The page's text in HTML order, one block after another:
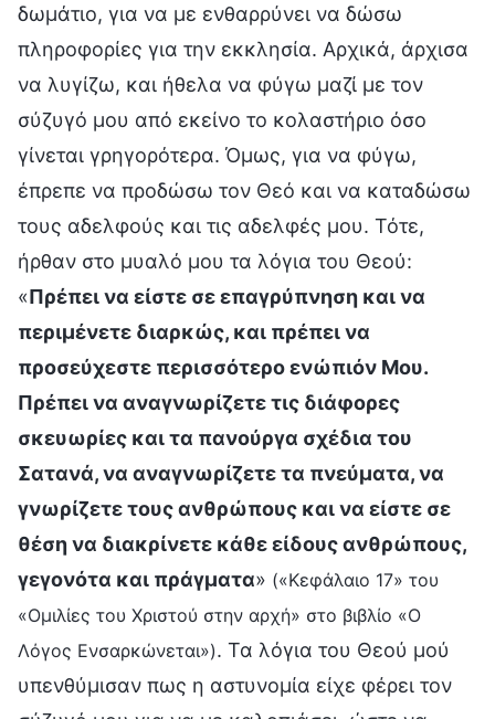
δωμάτιο, για να με ενθαρρύνει να δώσω
πληροφορίες για την εκκλησία. Αρχικά, άρχισα
να λυγίζω, και ήθελα να φύγω μαζί με τον
σύζυγό μου από εκείνο το κολαστήριο όσο
γίνεται γρηγορότερα. Όμως, για να φύγω,
έπρεπε να προδώσω τον Θεό και να καταδώσω
τους αδελφούς και τις αδελφές μου. Τότε,
ήρθαν στο μυαλό μου τα λόγια του Θεού:
«Πρέπει να είστε σε επαγρύπνηση και να
περιμένετε διαρκώς, και πρέπει να
προσεύχεστε περισσότερο ενώπιόν Μου.
Πρέπει να αναγνωρίζετε τις διάφορες
σκευωρίες και τα πανούργα σχέδια του
Σατανά, να αναγνωρίζετε τα πνεύματα, να
γνωρίζετε τους ανθρώπους και να είστε σε
θέση να διακρίνετε κάθε είδους ανθρώπους,
γεγονότα και πράγματα» («Κεφάλαιο 17» του
«Ομιλίες του Χριστού στην αρχή» στο βιβλίο «Ο
Λόγος Ενσαρκώνεται»). Τα λόγια του Θεού μού
υπενθύμισαν πως η αστυνομία είχε φέρει τον